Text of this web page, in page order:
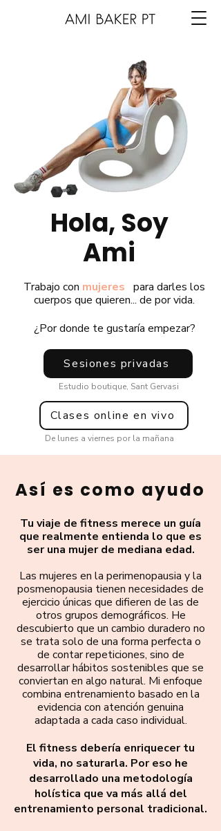
Hola, Soy
Ami
Trabajo con mujeres para darles los
cuerpos que quieren... de por vida.
¿Por donde te gustaría empezar?
Sesiones privadas
Estudio boutique, Sant Gervasi
Clases online en vivo
De lunes a viernes por la mañana
Así es como ayudo
Tu viaje de fitness merece un guía
que realmente entienda lo que es
ser una mujer de mediana edad.
Las mujeres en la perimenopausia y la
posmenopausia tienen necesidades de
ejercicio únicas que difieren de las de
otros grupos demográficos. He
descubierto que un cambio duradero no
se trata solo de una forma perfecta o
de contar repeticiones, sino de
desarrollar hábitos sostenibles que se
conviertan en algo natural. Mi enfoque
combina entrenamiento basado en la
evidencia con atención genuina
adaptada a cada caso individual.
El fitness debería enriquecer tu
vida, no saturarla. Por eso he
desarrollado una metodología
holística que va más allá del
entrenamiento personal tradicional.